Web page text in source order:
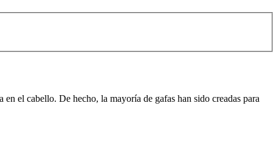
el cabello. De hecho, la mayoría de gafas han sido creadas para